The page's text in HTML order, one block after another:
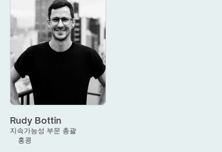
Rudy Bottin
지속가능성 부문 총괄
홍콩